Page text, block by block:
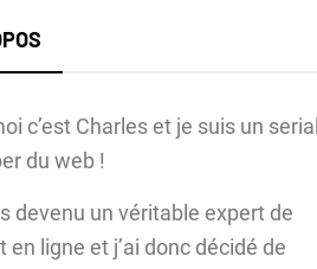
c’est Charles et je suis un serial
du web !
devenu un véritable expert de
en ligne et j’ai donc décidé de